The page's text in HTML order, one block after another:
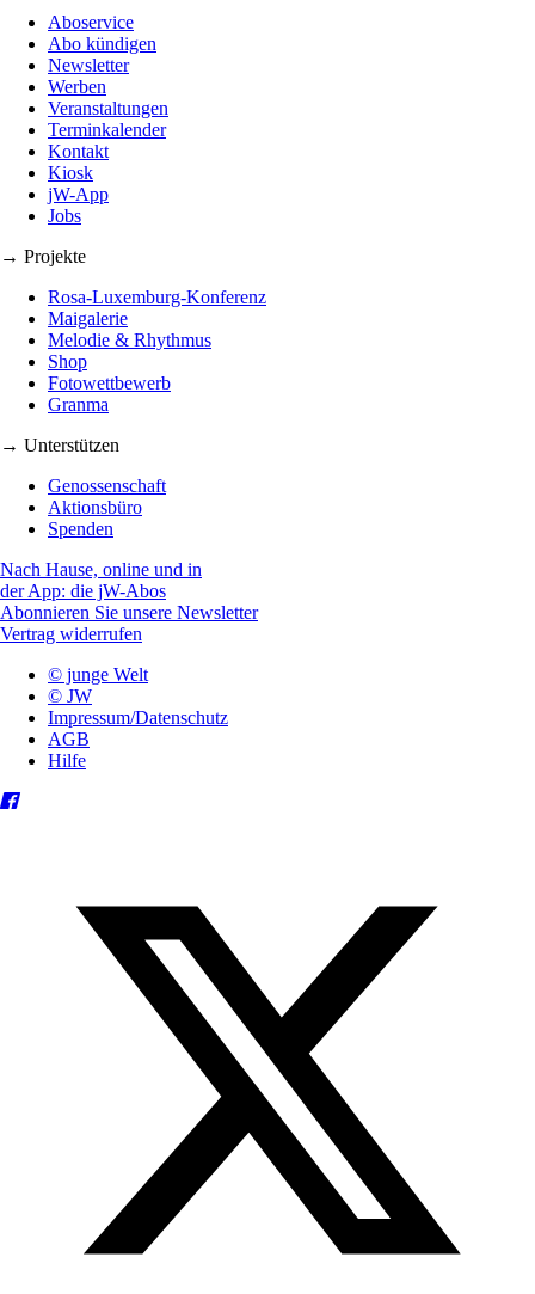
Aboservice
Abo kündigen
Newsletter
Werben
Veranstaltungen
Terminkalender
Kontakt
Kiosk
jW-App
Jobs
→ Projekte
Rosa-Luxemburg-Konferenz
Maigalerie
Melodie & Rhythmus
Shop
Fotowettbewerb
Granma
→ Unterstützen
Genossenschaft
Aktionsbüro
Spenden
Nach Hause, online und in
der App: die jW-Abos
Abonnieren Sie unsere Newsletter
Vertrag widerrufen
© junge Welt
© JW
Impressum/Datenschutz
AGB
Hilfe